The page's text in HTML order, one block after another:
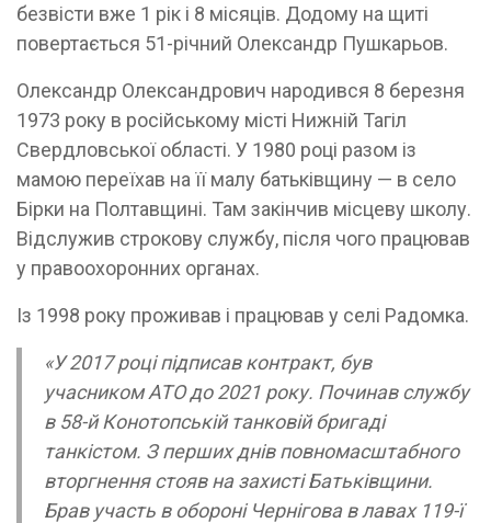
безвісти вже 1 рік і 8 місяців. Додому на щиті
повертається 51-річний Олександр Пушкарьов.
Олександр Олександрович народився 8 березня
1973 року в російському місті Нижній Тагіл
Свердловської області. У 1980 році разом із
мамою переїхав на її малу батьківщину — в село
Бірки на Полтавщині. Там закінчив місцеву школу.
Відслужив строкову службу, після чого працював
у правоохоронних органах.
Із 1998 року проживав і працював у селі Радомка.
«У 2017 році підписав контракт, був
учасником АТО до 2021 року. Починав службу
в 58-й Конотопській танковій бригаді
танкістом. З перших днів повномасштабного
вторгнення стояв на захисті Батьківщини.
Брав участь в обороні Чернігова в лавах 119-ї